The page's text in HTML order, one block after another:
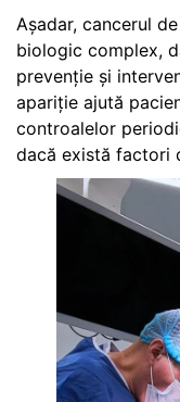
Așadar, cancerul
biologic complex,
prevenție și
apariție ajută
controalelor
dacă există factori